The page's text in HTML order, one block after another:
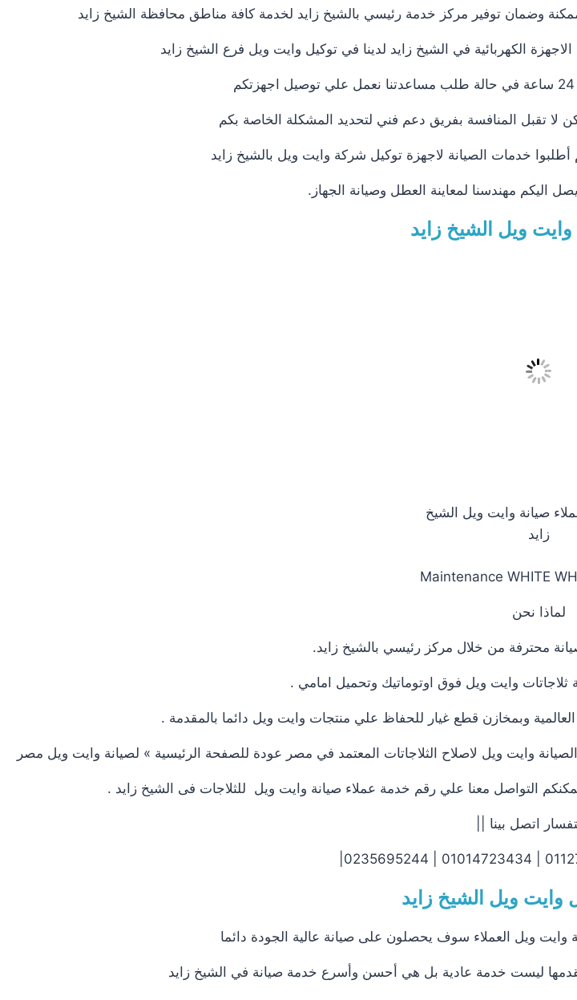
وضمان توفير مركز خدمة رئيسي بالشيخ زايد لخدمة كافة مناطق محافظة الشيخ زايد
الكهربائية في الشيخ زايد لدينا في توكيل وايت ويل فرع الشيخ زايد
لا تقبل المنافسة بفريق دعم فني لتحديد المشكلة الخاصة بكم
خدمات الصيانة لاجهزة توكيل شركة وايت ويل بالشيخ زايد
اليكم مهندسنا لمعاينة العطل وصيانة الجهاز.
ويل الشيخ زايد
صيانة وايت ويل الشيخ
زايد
Maintenance WHITE
لماذا نحن
محترفة من خلال مركز رئيسي بالشيخ زايد.
وايت ويل فوق اوتوماتيك وتحميل امامي .
وبمخازن قطع غيار للحفاظ علي منتجات وايت ويل دائما بالمقدمة .
وايت ويل لاصلاح الثلاجاتات المعتمد في مصر عودة للصفحة الرئيسية » لصيانة وايت ويل مصر
التواصل معنا علي رقم خدمة عملاء صيانة وايت ويل للثلاجات فى الشيخ زايد .
اتصل بينا ||
وايت ويل الشيخ زايد
وايت ويل العملاء سوف يحصلون على صيانة عالية الجودة دائما
ليست خدمة عادية بل هي أحسن وأسرع خدمة صيانة في الشيخ زايد